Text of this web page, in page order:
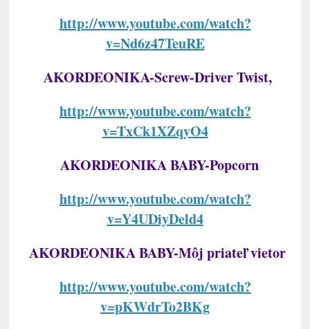
http://www.youtube.com/watch?
v=Nd6z47TeuRE
AKORDEONIKA-Screw-Driver Twist,
http://www.youtube.com/watch?
v=TxCk1XZqyO4
AKORDEONIKA BABY-Popcorn
http://www.youtube.com/watch?
v=Y4UDiyDeld4
AKORDEONIKA BABY-Môj priateľ vietor
http://www.youtube.com/watch?
v=pKWdrTo2BKg